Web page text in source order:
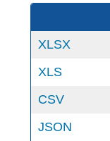
XLSX
XLS
CSV
JSON